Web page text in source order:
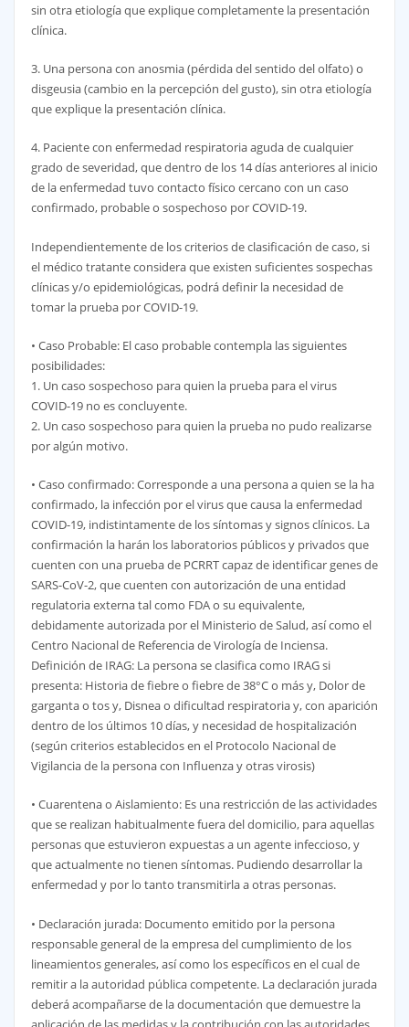
sin otra etiología que explique completamente la presentación
clínica.
3. Una persona con anosmia (pérdida del sentido del olfato) o
disgeusia (cambio en la percepción del gusto), sin otra etiología
que explique la presentación clínica.
4. Paciente con enfermedad respiratoria aguda de cualquier
grado de severidad, que dentro de los 14 días anteriores al inicio
de la enfermedad tuvo contacto físico cercano con un caso
confirmado, probable o sospechoso por COVID-19.
Independientemente de los criterios de clasificación de caso, si
el médico tratante considera que existen suficientes sospechas
clínicas y/o epidemiológicas, podrá definir la necesidad de
tomar la prueba por COVID-19.
• Caso Probable: El caso probable contempla las siguientes
posibilidades:
1. Un caso sospechoso para quien la prueba para el virus
COVID-19 no es concluyente.
2. Un caso sospechoso para quien la prueba no pudo realizarse
por algún motivo.
• Caso confirmado: Corresponde a una persona a quien se la ha
confirmado, la infección por el virus que causa la enfermedad
COVID-19, indistintamente de los síntomas y signos clínicos. La
confirmación la harán los laboratorios públicos y privados que
cuenten con una prueba de PCRRT capaz de identificar genes de
SARS-CoV-2, que cuenten con autorización de una entidad
regulatoria externa tal como FDA o su equivalente,
debidamente autorizada por el Ministerio de Salud, así como el
Centro Nacional de Referencia de Virología de Inciensa.
Definición de IRAG: La persona se clasifica como IRAG si
presenta: Historia de fiebre o fiebre de 38°C o más y, Dolor de
garganta o tos y, Disnea o dificultad respiratoria y, con aparición
dentro de los últimos 10 días, y necesidad de hospitalización
(según criterios establecidos en el Protocolo Nacional de
Vigilancia de la persona con Influenza y otras virosis)
• Cuarentena o Aislamiento: Es una restricción de las actividades
que se realizan habitualmente fuera del domicilio, para aquellas
personas que estuvieron expuestas a un agente infeccioso, y
que actualmente no tienen síntomas. Pudiendo desarrollar la
enfermedad y por lo tanto transmitirla a otras personas.
• Declaración jurada: Documento emitido por la persona
responsable general de la empresa del cumplimiento de los
lineamientos generales, así como los específicos en el cual de
remitir a la autoridad pública competente. La declaración jurada
deberá acompañarse de la documentación que demuestre la